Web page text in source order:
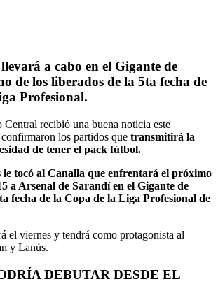
a cabo en el Gigante de
de los liberados de la 5ta fecha de
Profesional.
recibió una buena noticia este
los partidos que transmitirá la
de tener el pack fútbol.
le tocó al Canalla que enfrentará el próximo
a Arsenal de Sarandí en el Gigante de
fecha de la Copa de la Liga Profesional de
el viernes y tendrá como protagonista al
y Lanús.
DEBUTAR DESDE EL